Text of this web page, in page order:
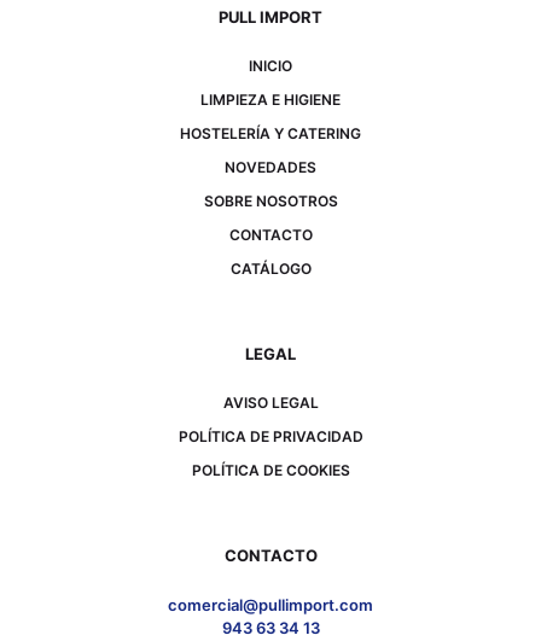
PULL IMPORT
INICIO
LIMPIEZA E HIGIENE
HOSTELERÍA Y CATERING
NOVEDADES
SOBRE NOSOTROS
CONTACTO
CATÁLOGO
LEGAL
AVISO LEGAL
POLÍTICA DE PRIVACIDAD
POLÍTICA DE COOKIES
CONTACTO
comercial@pullimport.com
943 63 34 13